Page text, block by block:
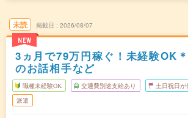
未読
NEW
掲載日 2026/08/07
3ヵ月で79万円稼ぐ！未経験OK
のお話相手など
職種未経験OK 交通費別途支給あり 土日祝日が
派遣